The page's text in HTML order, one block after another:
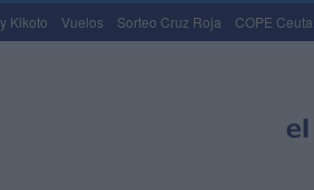
Kikoto Vuelos Sorteo Cruz Roja COPE Ceuta